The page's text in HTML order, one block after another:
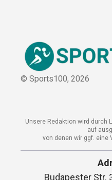
© Sports100, 2026
Unsere Redaktion wird durch
auf
von denen wir ggf. eine
Budapester Str.